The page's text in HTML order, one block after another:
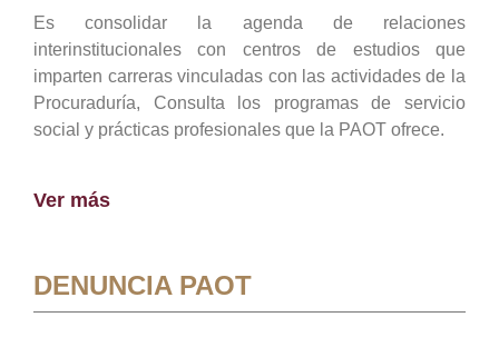
Es consolidar la agenda de relaciones
interinstitucionales con centros de estudios que
imparten carreras vinculadas con las actividades de la
Procuraduría, Consulta los programas de servicio
social y prácticas profesionales que la PAOT ofrece.
Ver más
DENUNCIA PAOT